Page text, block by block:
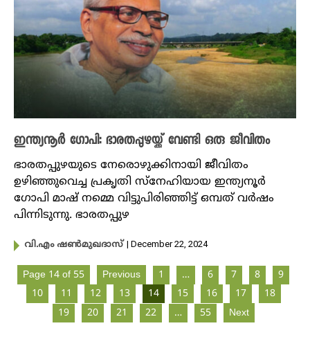
ഇന്ത്യനൂര്‍ ഗോപി: ഭാരതപ്പുഴയ്ക്ക് വേണ്ടി ഒരു ജീവിതം
ഭാരതപ്പുഴയുടെ നേരൊഴുക്കിനായി ജീവിതം
ഉഴിഞ്ഞുവെച്ച പ്രകൃതി സ്‌നേഹിയായ ഇന്ത്യനൂർ ​
ഗോപി മാഷ് നമ്മെ വിട്ടുപിരിഞ്ഞിട്ട് ഒമ്പത് വർഷം
പിന്നിടുന്നു. ഭാരതപ്പുഴ
വി.എം ഷണ്‍മുഖദാസ് | December 22, 2024
Page 14 of 55 Previous 1 … 6 7 8
9
10
11 12 13 14 15 16 17
18
19
20 21 22 … 55 Next